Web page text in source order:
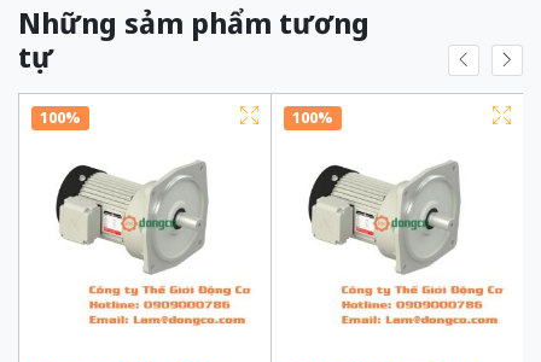
Những sảm phẩm tương
tự
100% 100%